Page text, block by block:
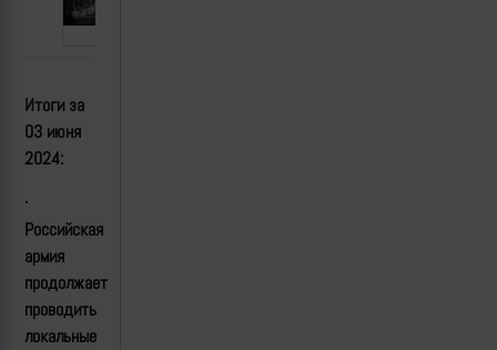
Итоги за
03 июня
2024:
·
Российская
армия
продолжает
проводить
локальные